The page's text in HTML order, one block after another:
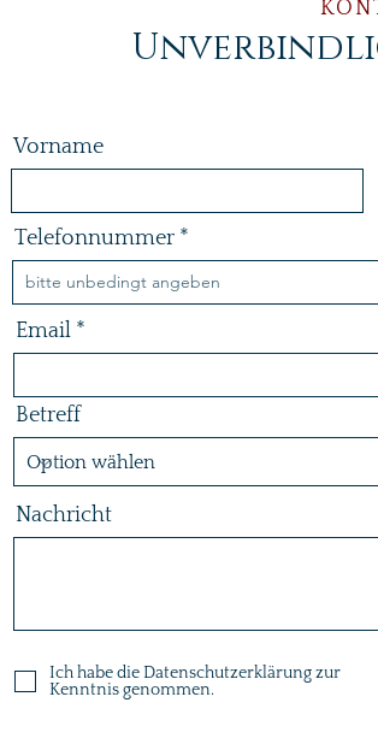
Vorname
Telefonnummer
Email
Betreff
Nachricht
Ich habe die Datenschutzerklärung zur
Kenntnis genommen.